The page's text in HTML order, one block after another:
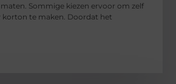
Sommige kiezen ervoor om zelf
korton te maken. Doordat het